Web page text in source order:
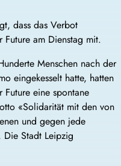
dass das Verbot
am Dienstag mit.
Menschen nach der
eingekesselt hatte, hatten
Future eine spontane
«Solidarität mit den von
und gegen jede
Stadt Leipzig